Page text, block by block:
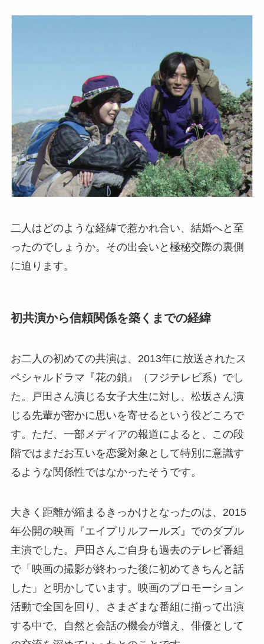
二人はどのような経緯で惹かれ合い、結婚へと至
ったのでしょうか。その出会いと極秘交際の裏側
に迫ります。
初共演から信頼関係を築くまでの経緯
お二人の初めての共演は、2013年に放送されたス
ペシャルドラマ『花の鎖』（フジテレビ系）でし
た。戸田さん演じる女子大生に対し、松坂さん演
じる先輩が密かに思いを寄せるという役どころで
す。ただ、一部メディアの報道によると、この段
階ではまだお互いを恋愛対象として特別に意識す
るような関係性ではなかったそうです。
大きく距離が縮まるきっかけとなったのは、2015
年公開の映画『エイプリルフールズ』でのダブル
主演でした。戸田さんご自身も過去のテレビ番組
で「映画の撮影が終わった後に初めてきちんと話
した」と明かしています。映画のプロモーション
活動で全国を回り、さまざまな番組に揃って出演
する中で、自然と会話の機会が増え、俳優として